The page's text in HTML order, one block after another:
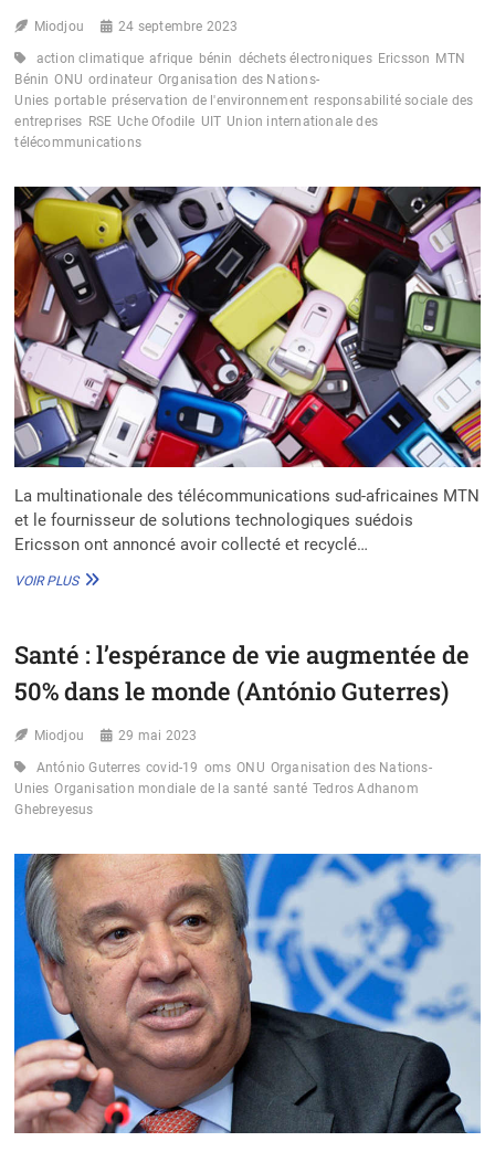
Miodjou 24 septembre 2023
action climatique afrique bénin déchets électroniques Ericsson MTN
Bénin ONU ordinateur Organisation des Nations-
Unies portable préservation de l'environnement responsabilité sociale des
entreprises RSE Uche Ofodile UIT Union internationale des
télécommunications
La multinationale des télécommunications sud-africaines MTN
et le fournisseur de solutions technologiques suédois
Ericsson ont annoncé avoir collecté et recyclé…
VOIR PLUSBÉNIN
DE
ÉLECTRONIQUES
ET
COURANT
2021-
2023
Santé : l’espérance de vie augmentée de
50% dans le monde (António Guterres)
Miodjou 29 mai 2023
António Guterres covid-19 oms ONU Organisation des Nations-
Unies Organisation mondiale de la santé santé Tedros Adhanom
Ghebreyesus